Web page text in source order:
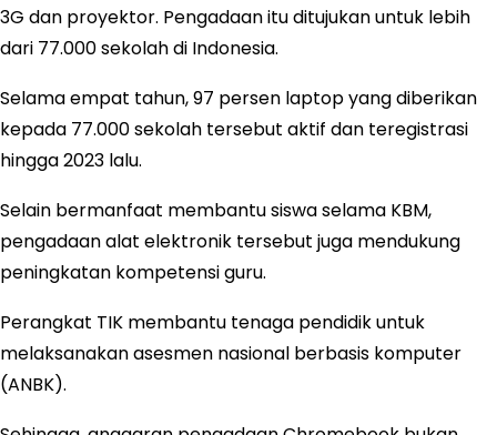
3G dan proyektor. Pengadaan itu ditujukan untuk lebih
dari 77.000 sekolah di Indonesia.
Selama empat tahun, 97 persen laptop yang diberikan
kepada 77.000 sekolah tersebut aktif dan teregistrasi
hingga 2023 lalu.
Selain bermanfaat membantu siswa selama KBM,
pengadaan alat elektronik tersebut juga mendukung
peningkatan kompetensi guru.
Perangkat TIK membantu tenaga pendidik untuk
melaksanakan asesmen nasional berbasis komputer
(ANBK).